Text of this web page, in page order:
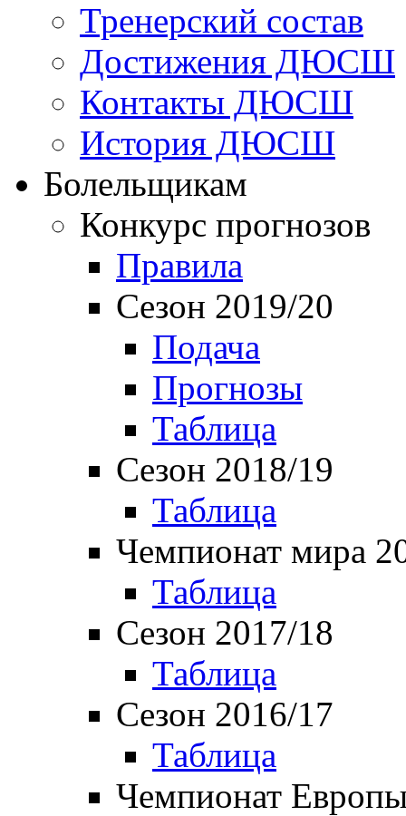
Тренерский состав
Достижения ДЮСШ
Контакты ДЮСШ
История ДЮСШ
Болельщикам
Конкурс прогнозов
Правила
Сезон 2019/20
Подача
Прогнозы
Таблица
Сезон 2018/19
Таблица
Чемпионат мира
Таблица
Сезон 2017/18
Таблица
Сезон 2016/17
Таблица
Чемпионат